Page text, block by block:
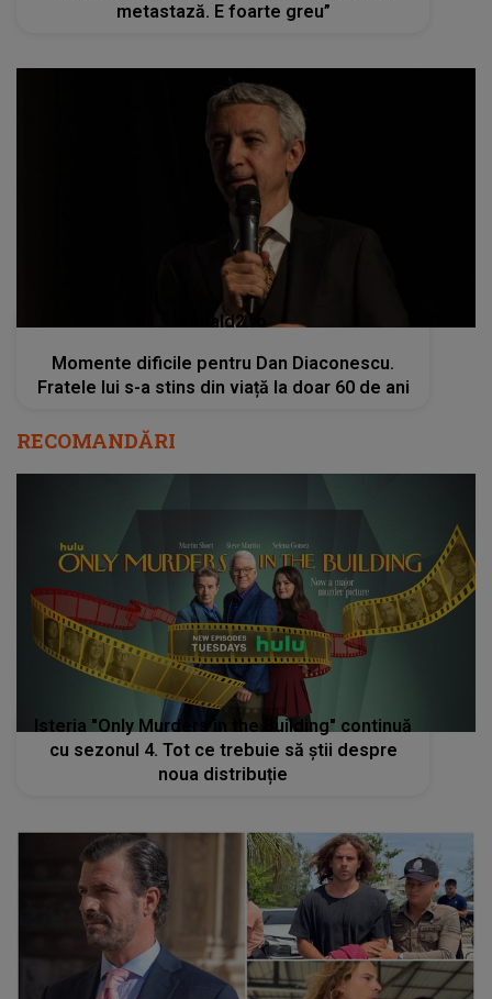
metastază. E foarte greu”
kanald2.ro
Momente dificile pentru Dan Diaconescu.
Fratele lui s-a stins din viață la doar 60 de ani
RECOMANDĂRI
Isteria "Only Murders in the Building" continuă
cu sezonul 4. Tot ce trebuie să știi despre
noua distribuție